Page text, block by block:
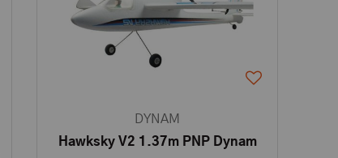
DYNAM
Hawksky V2 1.37m PNP Dynam